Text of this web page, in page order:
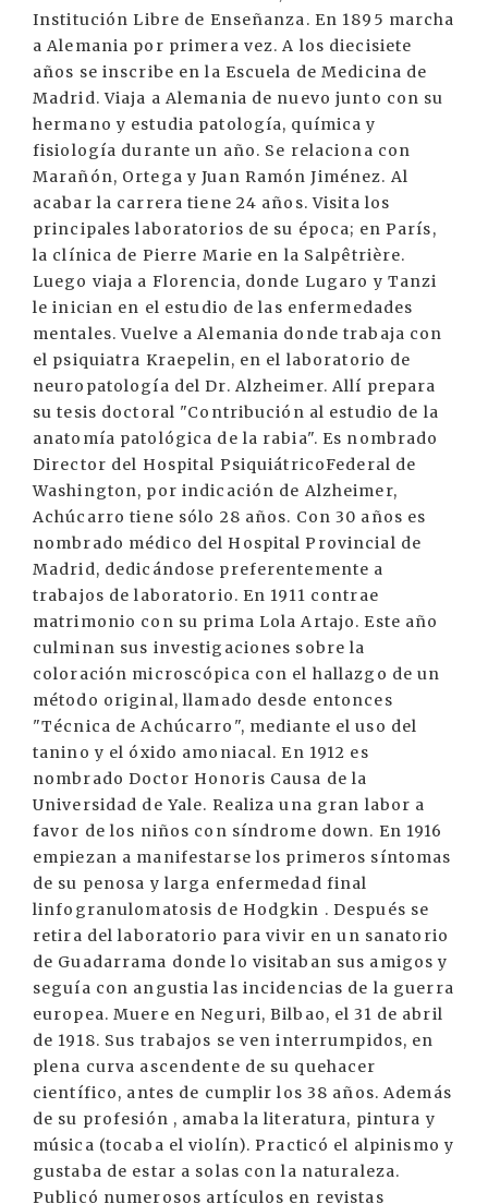
Institución Libre de Enseñanza. En 1895 marcha
a Alemania por primera vez. A los diecisiete
años se inscribe en la Escuela de Medicina de
Madrid. Viaja a Alemania de nuevo junto con su
hermano y estudia patología, química y
fisiología durante un año. Se relaciona con
Marañón, Ortega y Juan Ramón Jiménez. Al
acabar la carrera tiene 24 años. Visita los
principales laboratorios de su época; en París,
la clínica de Pierre Marie en la Salpêtrière.
Luego viaja a Florencia, donde Lugaro y Tanzi
le inician en el estudio de las enfermedades
mentales. Vuelve a Alemania donde trabaja con
el psiquiatra Kraepelin, en el laboratorio de
neuropatología del Dr. Alzheimer. Allí prepara
su tesis doctoral "Contribución al estudio de la
anatomía patológica de la rabia". Es nombrado
Director del Hospital PsiquiátricoFederal de
Washington, por indicación de Alzheimer,
Achúcarro tiene sólo 28 años. Con 30 años es
nombrado médico del Hospital Provincial de
Madrid, dedicándose preferentemente a
trabajos de laboratorio. En 1911 contrae
matrimonio con su prima Lola Artajo. Este año
culminan sus investigaciones sobre la
coloración microscópica con el hallazgo de un
método original, llamado desde entonces
"Técnica de Achúcarro", mediante el uso del
tanino y el óxido amoniacal. En 1912 es
nombrado Doctor Honoris Causa de la
Universidad de Yale. Realiza una gran labor a
favor de los niños con síndrome down. En 1916
empiezan a manifestarse los primeros síntomas
de su penosa y larga enfermedad final
linfogranulomatosis de Hodgkin . Después se
retira del laboratorio para vivir en un sanatorio
de Guadarrama donde lo visitaban sus amigos y
seguía con angustia las incidencias de la guerra
europea. Muere en Neguri, Bilbao, el 31 de abril
de 1918. Sus trabajos se ven interrumpidos, en
plena curva ascendente de su quehacer
científico, antes de cumplir los 38 años. Además
de su profesión , amaba la literatura, pintura y
música (tocaba el violín). Practicó el alpinismo y
gustaba de estar a solas con la naturaleza.
Publicó numerosos artículos en revistas